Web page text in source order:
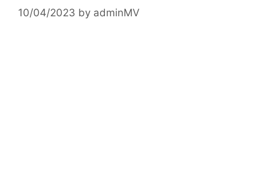
10/04/2023 by adminMV